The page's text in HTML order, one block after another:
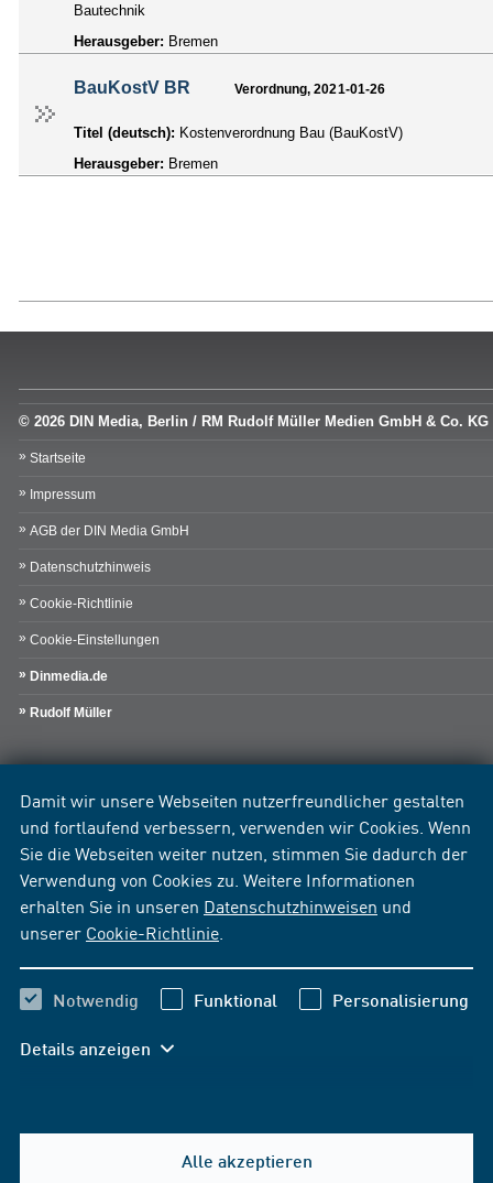
Damit wir unsere Webseiten nutzerfreundlicher gestalten
und fortlaufend verbessern, verwenden wir Cookies. Wenn
Sie die Webseiten weiter nutzen, stimmen Sie dadurch der
Verwendung von Cookies zu. Weitere Informationen
erhalten Sie in unseren Datenschutzhinweisen und
unserer Cookie-Richtlinie
Notwendig Funktional Personalisierung
Details anzeigen
Alle akzeptieren
Bautechnik
Herausgeber: Bremen
BauKostV BR Verordnung, 2021-01-26
Titel (deutsch): Kostenverordnung Bau (BauKostV)
Herausgeber: Bremen
© 2026 DIN Media, Berlin / RM Rudolf Müller Medien GmbH & Co. KG
Startseite
Impressum
AGB der DIN Media GmbH
Datenschutzhinweis
Cookie-Richtlinie
Cookie-Einstellungen
Dinmedia.de
Rudolf Müller